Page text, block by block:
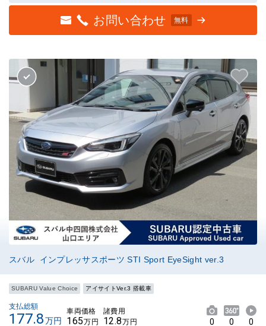
お問い合わせ 無料
スバル インプレッサスポーツ STI Sport EyeSight ver.3
SUBARU Value Choice アイサイトVer.3 搭載車
支払総額
177.8万円
車両価格
165万円
諸費用
12.8万円 0 0 0